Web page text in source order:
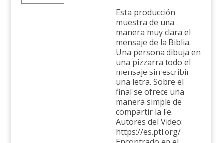
Esta producción
muestra de una
manera muy clara el
mensaje de la Biblia.
Una persona dibuja en
una pizzarra todo el
mensaje sin escribir
una letra. Sobre el
final se ofrece una
manera simple de
compartir la Fe.
Autores del Video:
https://es.ptl.org/